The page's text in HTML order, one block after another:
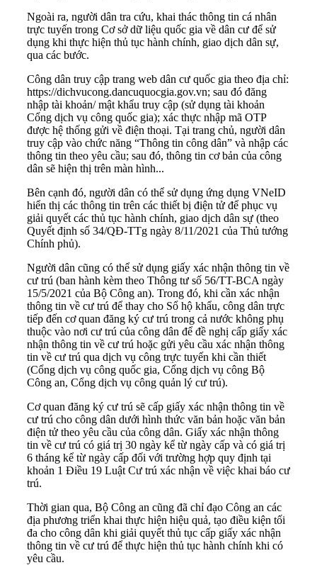
Ngoài ra, người dân tra cứu, khai thác thông tin cá nhân
trực tuyến trong Cơ sở dữ liệu quốc gia về dân cư để sử
dụng khi thực hiện thủ tục hành chính, giao dịch dân sự,
qua các bước.
Công dân truy cập trang web dân cư quốc gia theo địa chỉ:
https://dichvucong.dancuquocgia.gov.vn; sau đó đăng
nhập tài khoản/ mật khẩu truy cập (sử dụng tài khoản
Cổng dịch vụ công quốc gia); xác thực nhập mã OTP
được hệ thống gửi về điện thoại. Tại trang chủ, người dân
truy cập vào chức năng “Thông tin công dân” và nhập các
thông tin theo yêu cầu; sau đó, thông tin cơ bản của công
dân sẽ hiện thị trên màn hình...
Bên cạnh đó, người dân có thể sử dụng ứng dụng VNeID
hiển thị các thông tin trên các thiết bị điện tử để phục vụ
giải quyết các thủ tục hành chính, giao dịch dân sự (theo
Quyết định số 34/QĐ-TTg ngày 8/11/2021 của Thủ tướng
Chính phủ).
Người dân cũng có thể sử dụng giấy xác nhận thông tin về
cư trú (ban hành kèm theo Thông tư số 56/TT-BCA ngày
15/5/2021 của Bộ Công an). Trong đó, khi cần xác nhận
thông tin về cư trú để thay cho Sổ hộ khẩu, công dân trực
tiếp đến cơ quan đăng ký cư trú trong cả nước không phụ
thuộc vào nơi cư trú của công dân để đề nghị cấp giấy xác
nhận thông tin về cư trú hoặc gửi yêu cầu xác nhận thông
tin về cư trú qua dịch vụ công trực tuyến khi cần thiết
(Cổng dịch vụ công quốc gia, Cổng dịch vụ công Bộ
Công an, Cổng dịch vụ công quản lý cư trú).
Cơ quan đăng ký cư trú sẽ cấp giấy xác nhận thông tin về
cư trú cho công dân dưới hình thức văn bản hoặc văn bản
điện tử theo yêu cầu của công dân. Giấy xác nhận thông
tin về cư trú có giá trị 30 ngày kể từ ngày cấp và có giá trị
6 tháng kể từ ngày cấp đối với trường hợp quy định tại
khoản 1 Điều 19 Luật Cư trú xác nhận về việc khai báo cư
trú.
Thời gian qua, Bộ Công an cũng đã chỉ đạo Công an các
địa phương triển khai thực hiện hiệu quả, tạo điều kiện tối
đa cho công dân khi giải quyết thủ tục cấp giấy xác nhận
thông tin về cư trú để thực hiện thủ tục hành chính khi có
yêu cầu.